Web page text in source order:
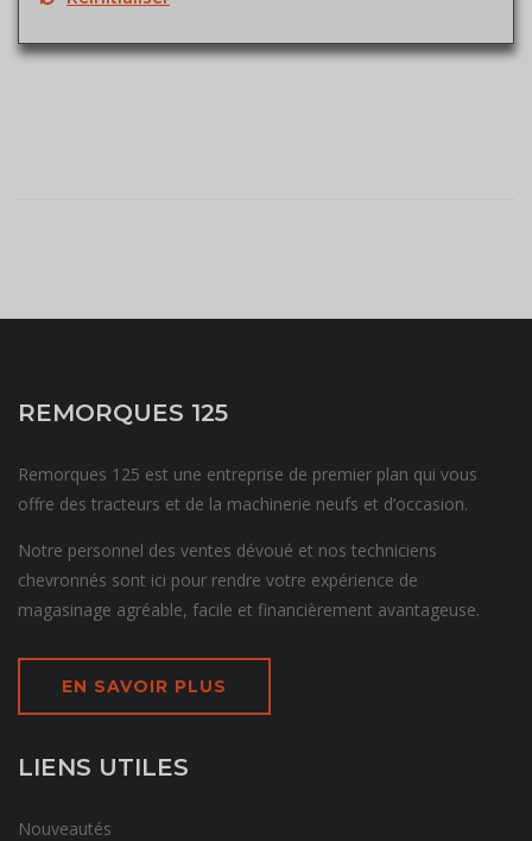
REMORQUES 125
Remorques 125 est une entreprise de premier plan qui vous
offre des tracteurs et de la machinerie neufs et d’occasion.
Notre personnel des ventes dévoué et nos techniciens
chevronnés sont ici pour rendre votre expérience de
magasinage agréable, facile et financièrement avantageuse.
EN SAVOIR PLUS
LIENS UTILES
Nouveautés